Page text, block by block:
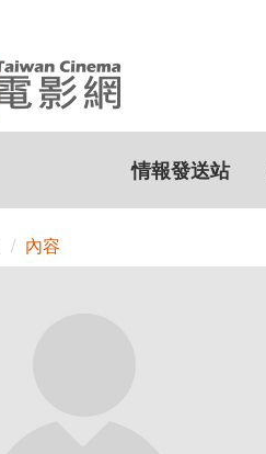
情報發送站
內容